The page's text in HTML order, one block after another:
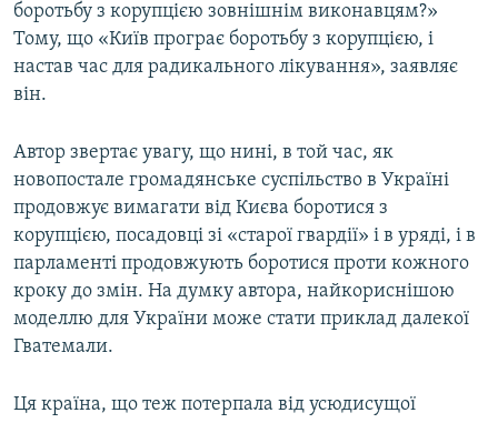
боротьбу з корупцією зовнішнім виконавцям?»
Тому, що «Київ програє боротьбу з корупцією, і
настав час для радикального лікування», заявляє
він.
Автор звертає увагу, що нині, в той час, як
новопостале громадянське суспільство в Україні
продовжує вимагати від Києва боротися з
корупцією, посадовці зі «старої гвардії» і в уряді, і в
парламенті продовжують боротися проти кожного
кроку до змін. На думку автора, найкориснішою
моделлю для України може стати приклад далекої
Гватемали.
Ця країна, що теж потерпала від усюдисущої